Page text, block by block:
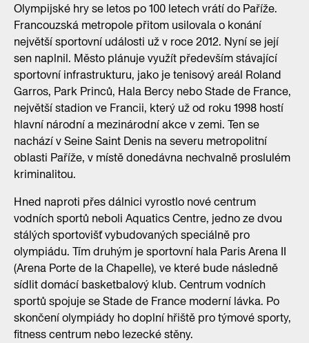
Olympijské hry se letos po 100 letech vrátí do Paříže.
Francouzská metropole přitom usilovala o konání
největší sportovní události už v roce 2012. Nyní se její
sen naplnil. Město plánuje využít především stávající
sportovní infrastrukturu, jako je tenisový areál Roland
Garros, Park Princů, Hala Bercy nebo Stade de France,
největší stadion ve Francii, který už od roku 1998 hostí
hlavní národní a mezinárodní akce v zemi. Ten se
nachází v Seine Saint Denis na severu metropolitní
oblasti Paříže, v místě donedávna nechvalně proslulém
kriminalitou.
Hned naproti přes dálnici vyrostlo nové centrum
vodních sportů neboli Aquatics Centre, jedno ze dvou
stálých sportovišť vybudovaných speciálně pro
olympiádu. Tím druhým je sportovní hala Paris Arena II
(Arena Porte de la Chapelle), ve které bude následně
sídlit domácí basketbalový klub. Centrum vodních
sportů spojuje se Stade de France moderní lávka. Po
skončení olympiády ho doplní hřiště pro týmové sporty,
fitness centrum nebo lezecké stěny.